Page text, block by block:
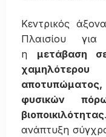
Κεντρικός
Πλαισίου
η μετάβαση
αποτυπώματος,
φυσικών
βιοποικιλότητας
ανάπτυξη